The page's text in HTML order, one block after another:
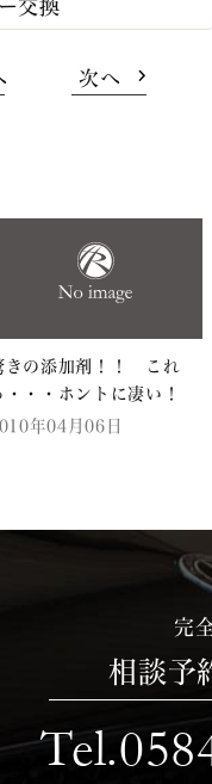
交換
次へ
きの添加剤！！ これ
・・・ホントに凄い！
年04月06日
完
相談予